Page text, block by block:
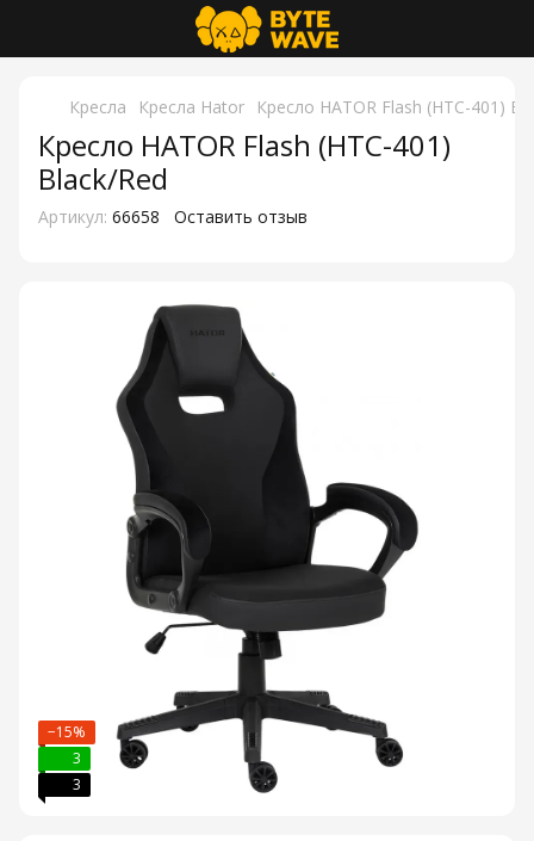
Кресла Кресла Hator Кресло HATOR Flash (HTC-401)
Кресло HATOR Flash (HTC-401)
Black/Red
Артикул: 66658 Оставить отзыв
−15%
3
3